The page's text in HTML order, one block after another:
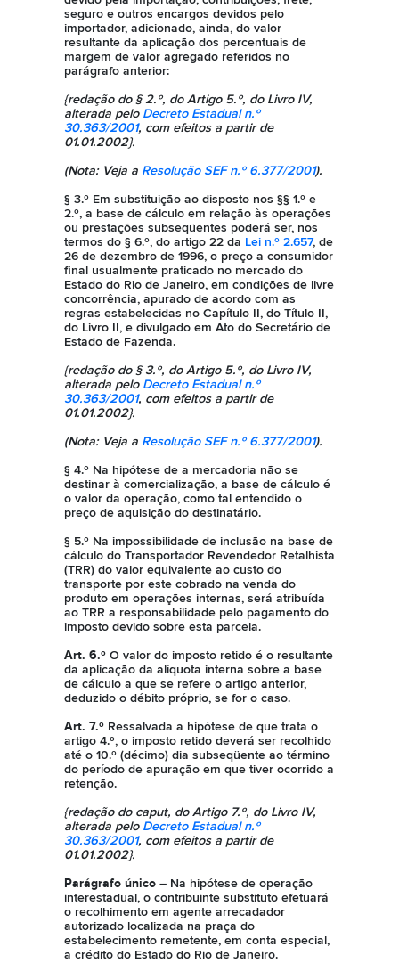
seguro e outros encargos devidos pelo
importador, adicionado, ainda, do valor
resultante da aplicação dos percentuais de
margem de valor agregado referidos no
parágrafo anterior:
{redação do § 2.º, do Artigo 5.º, do Livro IV,
alterada pelo Decreto Estadual n.º
30.363/2001, com efeitos a partir de
01.01.2002}.
(Nota: Veja a Resolução SEF n.º 6.377/2001).
§ 3.º Em substituição ao disposto nos §§ 1.º e
2.º, a base de cálculo em relação às operações
ou prestações subseqüentes poderá ser, nos
termos do § 6.º, do artigo 22 da Lei n.º 2.657, de
26 de dezembro de 1996, o preço a consumidor
final usualmente praticado no mercado do
Estado do Rio de Janeiro, em condições de livre
concorrência, apurado de acordo com as
regras estabelecidas no Capítulo II, do Título II,
do Livro II, e divulgado em Ato do Secretário de
Estado de Fazenda.
{redação do § 3.º, do Artigo 5.º, do Livro IV,
alterada pelo Decreto Estadual n.º
30.363/2001, com efeitos a partir de
01.01.2002}.
(Nota: Veja a Resolução SEF n.º 6.377/2001).
§ 4.º Na hipótese de a mercadoria não se
destinar à comercialização, a base de cálculo é
o valor da operação, como tal entendido o
preço de aquisição do destinatário.
§ 5.º Na impossibilidade de inclusão na base de
cálculo do Transportador Revendedor Retalhista
(TRR) do valor equivalente ao custo do
transporte por este cobrado na venda do
produto em operações internas, será atribuída
ao TRR a responsabilidade pelo pagamento do
imposto devido sobre esta parcela.
Art. 6.º O valor do imposto retido é o resultante
da aplicação da alíquota interna sobre a base
de cálculo a que se refere o artigo anterior,
deduzido o débito próprio, se for o caso.
Art. 7.º Ressalvada a hipótese de que trata o
artigo 4.º, o imposto retido deverá ser recolhido
até o 10.º (décimo) dia subseqüente ao término
do período de apuração em que tiver ocorrido a
retenção.
{redação do caput, do Artigo 7.º, do Livro IV,
alterada pelo Decreto Estadual n.º
30.363/2001, com efeitos a partir de
01.01.2002}.
Parágrafo único – Na hipótese de operação
interestadual, o contribuinte substituto efetuará
o recolhimento em agente arrecadador
autorizado localizada na praça do
estabelecimento remetente, em conta especial,
a crédito do Estado do Rio de Janeiro.